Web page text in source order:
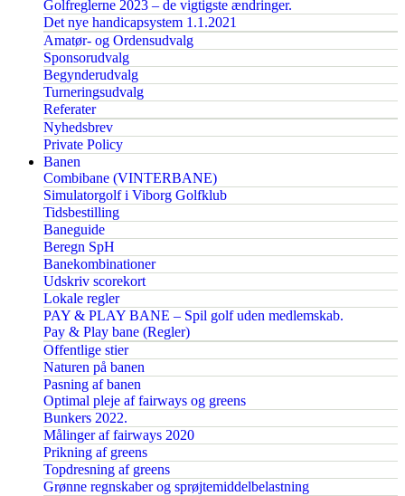
Golfreglerne 2023 – de vigtigste ændringer.
Det nye handicapsystem 1.1.2021
Amatør- og Ordensudvalg
Sponsorudvalg
Begynderudvalg
Turneringsudvalg
Referater
Nyhedsbrev
Private Policy
Banen
Combibane (VINTERBANE)
Simulatorgolf i Viborg Golfklub
Tidsbestilling
Baneguide
Beregn SpH
Banekombinationer
Udskriv scorekort
Lokale regler
PAY & PLAY BANE – Spil golf uden medlemskab.
Pay & Play bane (Regler)
Offentlige stier
Naturen på banen
Pasning af banen
Optimal pleje af fairways og greens
Bunkers 2022.
Målinger af fairways 2020
Prikning af greens
Topdresning af greens
Grønne regnskaber og sprøjtemiddelbelastning